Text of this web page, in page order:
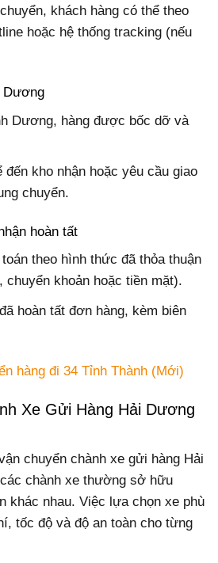
khách hàng có thể theo
hoặc hệ thống tracking (nếu
Dương
Dương, hàng được bốc dỡ và
đến kho nhận hoặc yêu cầu giao
chuyển.
hoàn tất
toán theo hình thức đã thỏa thuận
khoản hoặc tiền mặt).
hoàn tất đơn hàng, kèm biên
hàng đi 34 Tỉnh Thành (Mới)
Xe Gửi Hàng Hải Dương
chuyển chành xe gửi hàng Hải
chành xe thường sở hữu
khác nhau. Việc lựa chọn xe phù
tốc độ và độ an toàn cho từng